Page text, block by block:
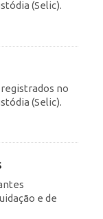
(Selic).
no
(Selic).
e de